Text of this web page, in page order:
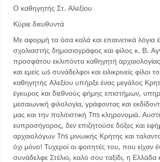
Ο καθηγητής Στ. Αλεξίου
Κύριε διευθυντά
Με αφορμή τα όσα καλά και επαινετικά λόγια
σχολιαστής δημοσιογράφος και φίλος κ. Β.
προσφάτου εκλιπόντα καθηγητή
και εμείς ωs συνάδελφοι και ειλικρινείς
καθηγητής Αλεξίου υπήρξε ένας μεγάλος
έγκυρος και διεθνούς φήμης επιστήμων,
μεσαιωνική φιλολογία, γράφοντας και
μας και την πολιτιστική Tns κληρονομιά.
ευπροσήγορος, δεν επιζητούσε δόξες και
αρχαιολόγων Tns μινωικής Κρήτης και
όχι μόνο! Τυχεροί οι φοιτητές του, που
συνάδελφε Στέλιο, καλό σου ταξίδι, η